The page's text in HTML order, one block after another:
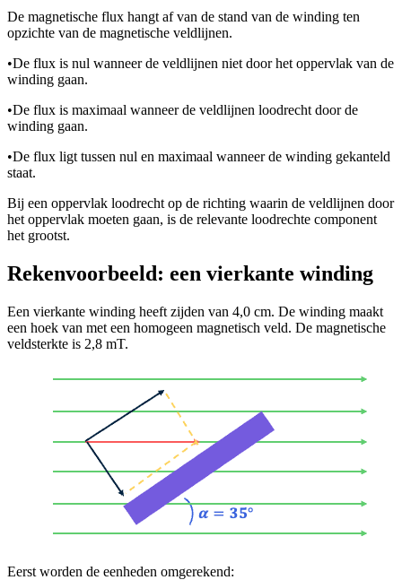
De magnetische flux hangt af van de stand van de winding ten
opzichte van de magnetische veldlijnen.
•De flux is nul wanneer de veldlijnen niet door het oppervlak van de
winding gaan.
•De flux is maximaal wanneer de veldlijnen loodrecht door de
winding gaan.
•De flux ligt tussen nul en maximaal wanneer de winding gekanteld
staat.
Bij een oppervlak loodrecht op de richting waarin de veldlijnen door
het oppervlak moeten gaan, is de relevante loodrechte component
het grootst.
Rekenvoorbeeld: een vierkante winding
Een vierkante winding heeft zijden van 4,0 cm. De winding maakt
een hoek van met een homogeen magnetisch veld. De magnetische
veldsterkte is 2,8 mT.
Eerst worden de eenheden omgerekend: